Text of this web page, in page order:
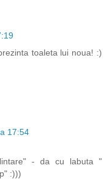
toaleta lui noua! :)
17:54
- da cu labuta "
:)))